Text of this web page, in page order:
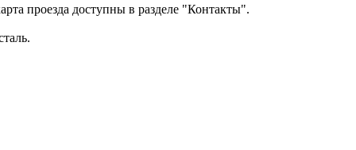
проезда доступны в разделе "Контакты".